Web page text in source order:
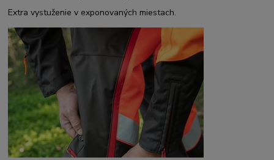
Extra vystuženie v exponovaných miestach.